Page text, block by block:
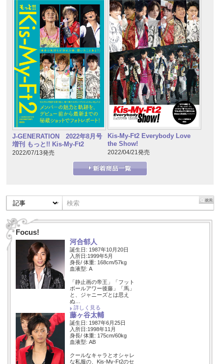
J-GENERATION 2022年8月号
増刊 もっと!! Kis-My-Ft2
2022/07/13発売
Kis-My-Ft2 Everybody Love
the Show!
2022/04/21発売
Focus!
河合郁人
誕生日: 1987年10月20日
入所日:1999年5月
身長/ 体重: 168cm/57kg
血液型: A
「静止画の帝王」「フット
ボールアワー後藤」「馬」
と、ジャニーズとは思え
ぬ…
詳しく見る
藤ヶ谷太輔
誕生日: 1987年6月25日
入所日:1998年11月
身長/ 体重: 175cm/60kg
血液型: AB
クールなキャラとオシャレ
な私服の、Kis-My-Ft2のセ